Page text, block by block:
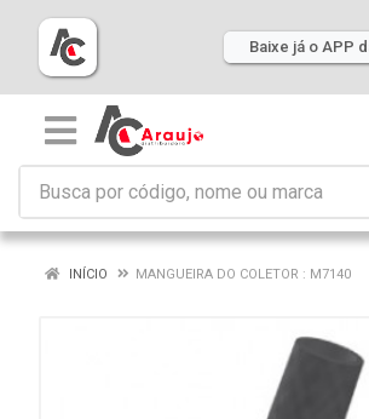
Baixe já o APP
INÍCIO MANGUEIRA DO COLETOR : M7140